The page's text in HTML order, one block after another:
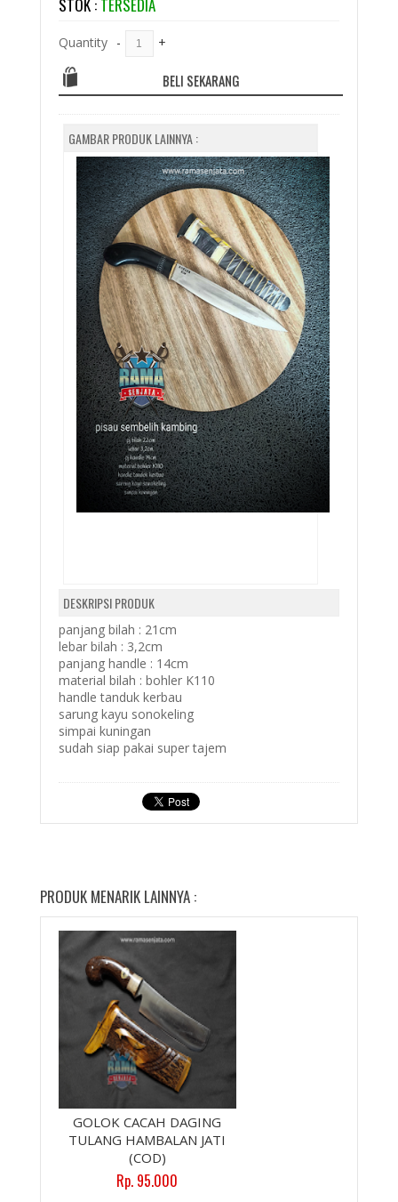
STOK : TERSEDIA
Quantity - +
BELI SEKARANG
GAMBAR PRODUK LAINNYA :
DESKRIPSI PRODUK
panjang bilah : 21cm
lebar bilah : 3,2cm
panjang handle : 14cm
material bilah : bohler K110
handle tanduk kerbau
sarung kayu sonokeling
simpai kuningan
sudah siap pakai super tajem
PRODUK MENARIK LAINNYA :
GOLOK CACAH DAGING
TULANG HAMBALAN JATI
(COD)
Rp. 95.000